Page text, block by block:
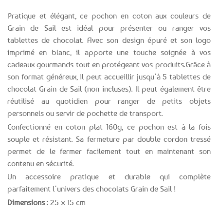
Pratique et élégant, ce pochon en coton aux couleurs de
Grain de Sail est idéal pour présenter ou ranger vos
tablettes de chocolat. Avec son design épuré et son logo
imprimé en blanc, il apporte une touche soignée à vos
cadeaux gourmands tout en protégeant vos produits.Grâce à
son format généreux, il peut accueillir jusqu’à 5 tablettes de
chocolat Grain de Sail (non incluses). Il peut également être
réutilisé au quotidien pour ranger de petits objets
personnels ou servir de pochette de transport.
Confectionné en coton plat 160g, ce pochon est à la fois
souple et résistant. Sa fermeture par double cordon tressé
permet de le fermer facilement tout en maintenant son
contenu en sécurité.
Un accessoire pratique et durable qui complète
parfaitement l’univers des chocolats Grain de Sail !
Dimensions : 25 × 15 cm